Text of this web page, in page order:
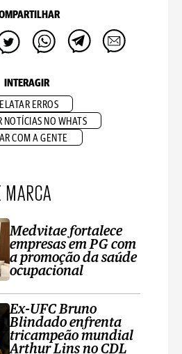
INTERAGIR
ERROS
NOTÍCIAS NO WHATS
COM A GENTE
MARCA
Medvitae fortalece
empresas em PG com
a promoção da saúde
ocupacional
Ex-UFC Bruno
Blindado enfrenta
tricampeão mundial
Arthur Lins no CDL